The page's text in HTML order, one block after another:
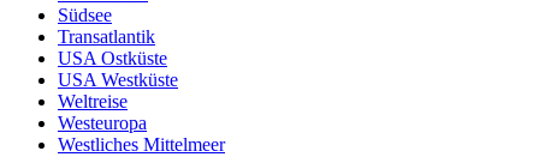
Südsee
Transatlantik
USA Ostküste
USA Westküste
Weltreise
Westeuropa
Westliches Mittelmeer